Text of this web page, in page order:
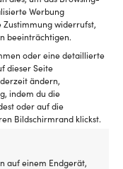
Werbung
Zustimmung widerrufst,
beeinträchtigen.
oder eine detaillierte
dieser Seite
ändern,
indem du die
oder auf die
Bildschirmrand klickst.
auf einem Endgerät,
Plastimo, 19 Liter,
BEI